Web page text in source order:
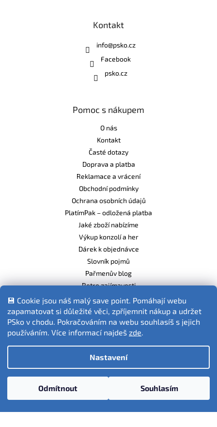
💾 Cookie jsou náš malý save point. Pomáhají webu
zapamatovat si důležité věci, zpříjemnit nákup a udržet
PSko v chodu. Pokračováním na webu souhlasíš s jejich
používáním. Více informací najdeš zde.
Nastavení
Odmítnout Souhlasím
Kontakt
info@psko.cz
Facebook
psko.cz
Pomoc s nákupem
O nás
Kontakt
Časté dotazy
Doprava a platba
Reklamace a vrácení
Obchodní podmínky
Ochrana osobních údajů
PlatímPak – odložená platba
Jaké zboží nabízíme
Výkup konzolí a her
Dárek k objednávce
Slovník pojmů
Pařmenův blog
Retro zajímavosti
Balíme ekologicky
Fotografie produktů jsou ilustrativní.
Copyright 2026PSko.cz. Všechna práva vyhrazena.